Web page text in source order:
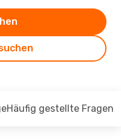
Häufig gestellte Fragen